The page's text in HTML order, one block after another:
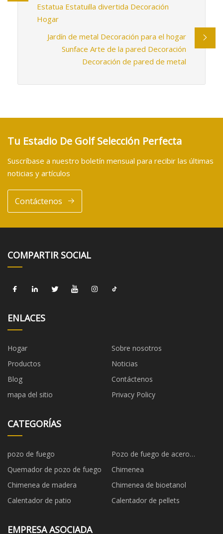
Estatua Estatuilla divertida Decoración
Hogar
Jardín de metal Decoración para el hogar
Sunface Arte de la pared Decoración
Decoración de pared de metal
Tu Estadio De Golf Selección Perfecta
Suscríbase a nuestro boletín mensual para recibir las últimas
noticias y artículos
Contáctenos
COMPARTIR SOCIAL
ENLACES
Hogar
Sobre nosotros
Productos
Noticias
Blog
Contáctenos
mapa del sitio
Privacy Policy
CATEGORÍAS
pozo de fuego
Pozo de fuego de acero
inoxidable
Quemador de pozo de fuego
Chimenea
Chimenea de madera
Chimenea de bioetanol
Calentador de patio
Calentador de pellets
EMPRESA ASOCIADA